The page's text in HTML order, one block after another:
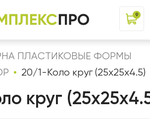
9
ПЛАСТИКОВЫЕ ФОРМЫ
20/1-Коло круг (25х25х4.5)
круг